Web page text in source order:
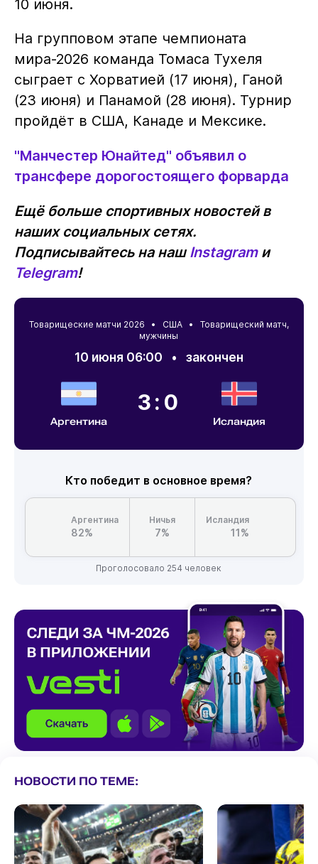
10 июня.
На групповом этапе чемпионата
мира-2026 команда Томаса Тухеля
сыграет с Хорватией (17 июня), Ганой
(23 июня) и Панамой (28 июня). Турнир
пройдёт в США, Канаде и Мексике.
"Манчестер Юнайтед" объявил о
трансфере дорогостоящего форварда
Ещё больше спортивных новостей в
наших социальных сетях.
Подписывайтесь на нашInstagramи
Telegram!
Товарищеские матчи 2026 • США• Товарищеский матч,
мужчины
10 июня 06:00 • закончен
Аргентина
3:0
Исландия
Кто победит в основное время?
Аргентина
82%
Ничья
7%
Исландия
11%
Проголосовало 254 человек
НОВОСТИ ПО ТЕМЕ: